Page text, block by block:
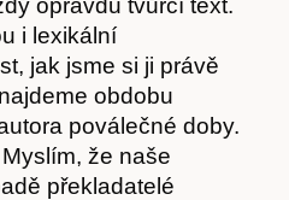
i lexikální
jak jsme si ji právě
obdobu
poválečné doby.
že naše
překladatelé